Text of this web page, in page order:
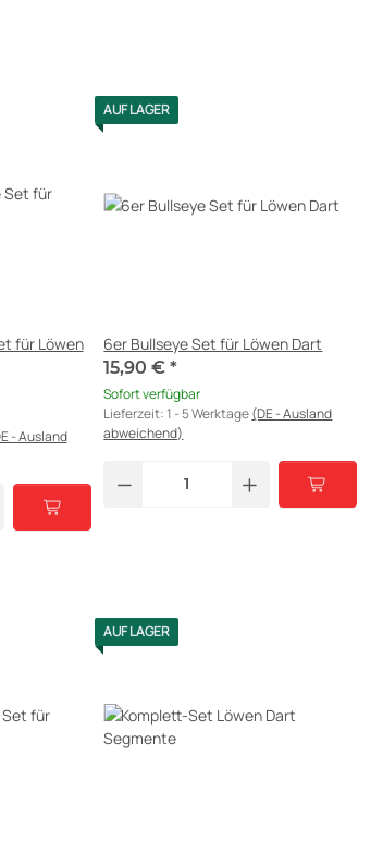
für Löwen
- Ausland
AUF LAGER
6er Bullseye Set für Löwen Dart
15,90 €*
Sofort verfügbar
Lieferzeit:1 - 5 Werktage(DE - Ausland
abweichend)
AUF LAGER